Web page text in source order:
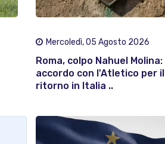
Mercoledì, 05 Agosto 2026
Roma, colpo Nahuel Molina:
accordo con l'Atletico per il
ritorno in Italia ..